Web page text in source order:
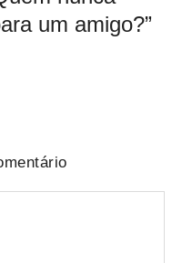
um amigo?”